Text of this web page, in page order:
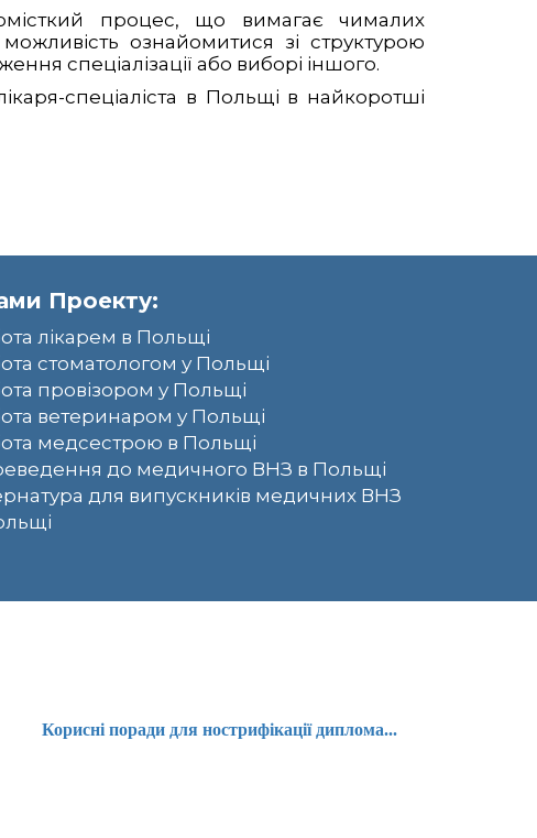
процес, що вимагає чималих
ознайомитися зі структурою
спеціалізації або виборі іншого.
спеціаліста в Польщі в найкоротші
Проекту:
лікарем в Польщі
стоматологом у Польщі
провізором у Польщі
ветеринаром у Польщі
медсестрою в Польщі
до медичного ВНЗ в Польщі
для випускників медичних ВНЗ
Корисні поради для нострифікації диплома...